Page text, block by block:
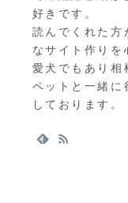
好きです。
読んでくれた方
なサイト作りを
愛犬でもあり相
ペットと一緒に
しております。